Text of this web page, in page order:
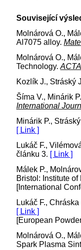
Související
Molnárová O.,
Al7075 alloy.
Molnárová O.,
Technology.
Kozlík J., Stráský
Šíma V., Minárik
International
Minárik P.,
[ Link ]
Lukáč F.,
článku 3. [ Link ]
Málek P.,
Bristol: Institute
[International
Lukáč F.,
[ Link ]
[European
Molnárová O.,
Spark Plasma